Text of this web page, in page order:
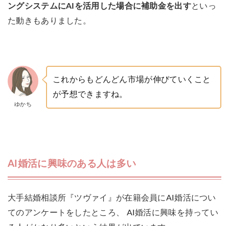
ングシステムにAIを活用した場合に補助金を出すといっ
た動きもありました。
ゆかち
これからもどんどん市場が伸びていくこと
が予想できますね。
AI婚活に興味のある人は多い
大手結婚相談所『ツヴァイ』が在籍会員にAI婚活につい
てのアンケートをしたところ、 AI婚活に興味を持ってい